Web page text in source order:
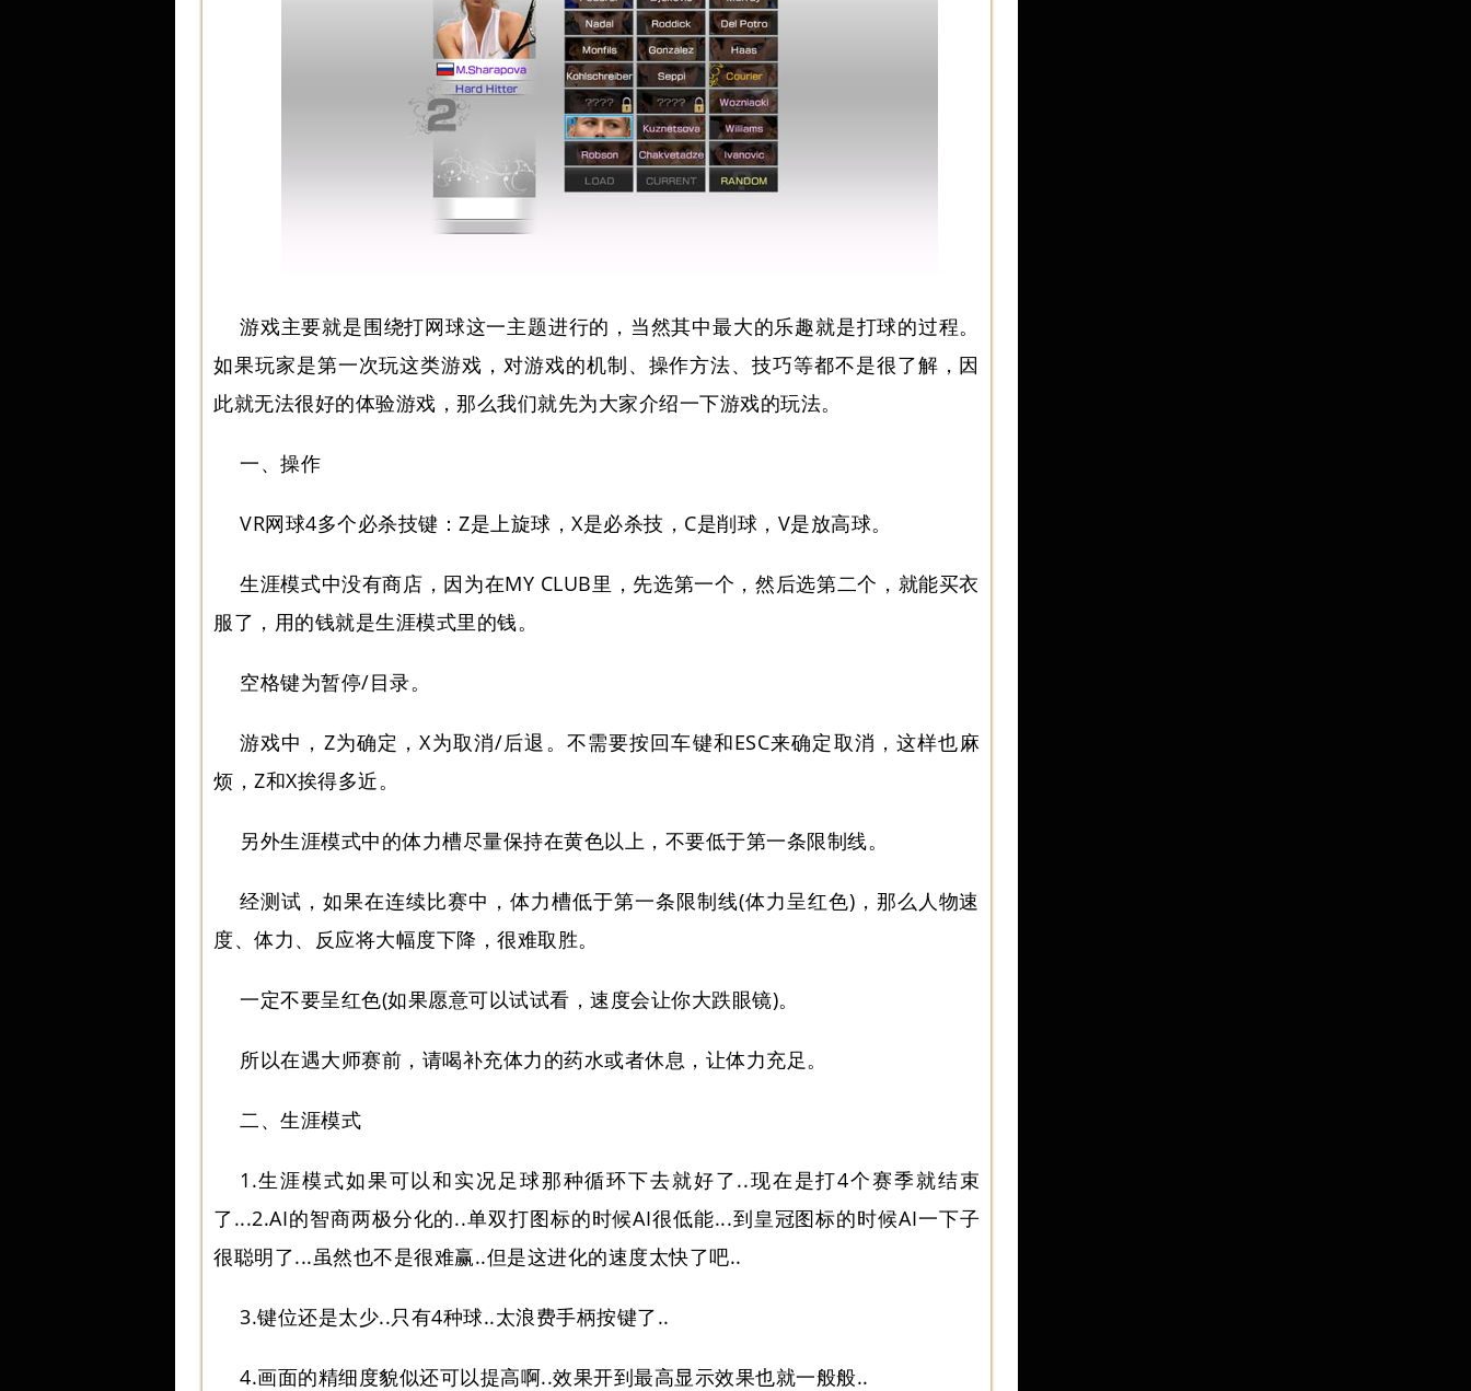
游戏主要就是围绕打网球这一主题进行的，当然其中最大的乐趣就是打球的过程。
如果玩家是第一次玩这类游戏，对游戏的机制、操作方法、技巧等都不是很了解，因
此就无法很好的体验游戏，那么我们就先为大家介绍一下游戏的玩法。
一、操作
VR网球4多个必杀技键：Z是上旋球，X是必杀技，C是削球，V是放高球。
生涯模式中没有商店，因为在MY CLUB里，先选第一个，然后选第二个，就能买衣
服了，用的钱就是生涯模式里的钱。
空格键为暂停/目录。
游戏中，Z为确定，X为取消/后退。不需要按回车键和ESC来确定取消，这样也麻
烦，Z和X挨得多近。
另外生涯模式中的体力槽尽量保持在黄色以上，不要低于第一条限制线。
经测试，如果在连续比赛中，体力槽低于第一条限制线(体力呈红色)，那么人物速
度、体力、反应将大幅度下降，很难取胜。
一定不要呈红色(如果愿意可以试试看，速度会让你大跌眼镜)。
所以在遇大师赛前，请喝补充体力的药水或者休息，让体力充足。
二、生涯模式
1.生涯模式如果可以和实况足球那种循环下去就好了..现在是打4个赛季就结束
了...2.AI的智商两极分化的..单双打图标的时候AI很低能...到皇冠图标的时候AI一下子
很聪明了...虽然也不是很难赢..但是这进化的速度太快了吧..
3.键位还是太少..只有4种球..太浪费手柄按键了..
4.画面的精细度貌似还可以提高啊..效果开到最高显示效果也就一般般..